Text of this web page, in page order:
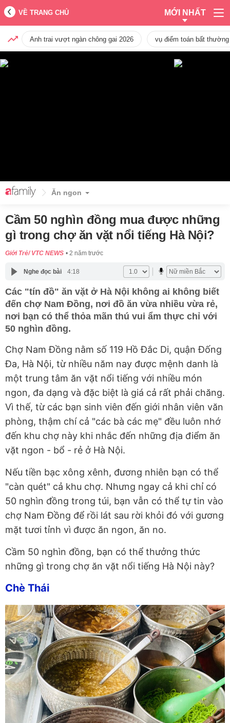
VỀ TRANG CHỦ MỚI NHẤT
Anh trai vượt ngàn chông gai 2026 vụ điểm toán bất
Ăn ngon
Cầm 50 nghìn đồng mua được những
gì trong chợ ăn vặt nổi tiếng Hà Nội?
Giới Trẻ/ VTC NEWS 2 năm trước
Nghe đọc bài 4:18
Các "tín đồ" ăn vặt ở Hà Nội không ai không biết
đến chợ Nam Đồng, nơi đồ ăn vừa nhiều vừa rẻ,
nơi bạn có thể thỏa mãn thú vui ẩm thực chỉ với
50 nghìn đồng.
Chợ Nam Đồng nằm số 119 Hồ Đắc Di, quận Đống
Đa, Hà Nội, từ nhiều năm nay được mệnh danh là
một trung tâm ăn vặt nổi tiếng với nhiều món
ngon, đa dạng và đặc biệt là giá cả rất phải chăng.
Vì thế, từ các bạn sinh viên đến giới nhân viên văn
phòng, thậm chí cả "các bà các mẹ" đều luôn nhớ
đến khu chợ này khi nhắc đến những địa điểm ăn
vặt ngon - bổ - rẻ ở Hà Nội.
Nếu tiền bạc xông xênh, đương nhiên bạn có thể
"càn quét" cả khu chợ. Nhưng ngay cả khi chỉ có
50 nghìn đồng trong túi, bạn vẫn có thể tự tin vào
chợ Nam Đồng để rồi lát sau rời khỏi đó với gương
mặt tươi tỉnh vì được ăn ngon, ăn no.
Cầm 50 nghìn đồng, bạn có thể thưởng thức
những gì trong chợ ăn vặt nổi tiếng Hà Nội này?
Chè Thái